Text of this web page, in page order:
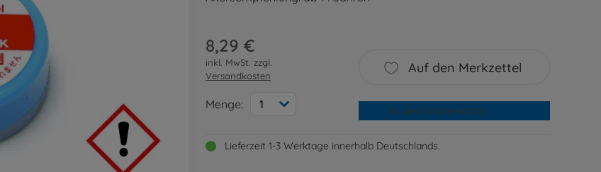
8,29 €
inkl. MwSt. zzgl.
Versandkosten
Menge: 1
Auf den Merkzettel
In den Warenkorb
Lieferzeit 1-3 Werktage innerhalb Deutschlands.